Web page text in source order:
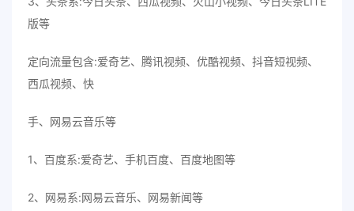
版等
定向流量包含:爱奇艺、腾讯视频、优酷视频、抖音短视频、
西瓜视频、快
手、网易云音乐等
1、百度系:爱奇艺、手机百度、百度地图等
2、网易系:网易云音乐、网易新闻等